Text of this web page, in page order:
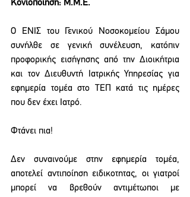
Κονιοποίηση: Μ.Μ.Ε.
O ΕΝΙΣ του Γενικού Νοσοκομείου Σάμου
συνήλθε σε γενική συνέλευση, κατόπιν
προφορικής εισήγησης από την Διοικήτρια
και τον Διευθυντή Ιατρικής Υπηρεσίας για
εφημερία τομέα στο ΤΕΠ κατά τις ημέρες
που δεν έχει Ιατρό.
Φτάνει πια!
Δεν συναινούμε στην εφημερία τομέα,
αποτελεί αντιποίηση ειδικοτητας, οι γιατροί
μπορεί να βρεθούν αντιμέτωποι με